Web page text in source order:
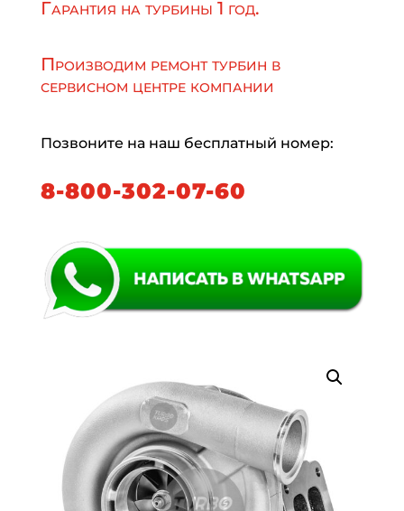
Гарантия на турбины 1 год.
Производим ремонт турбин в
сервисном центре компании
Позвоните на наш бесплатный номер:
8-800-302-07-60